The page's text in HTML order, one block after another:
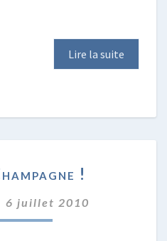
Lire la suite
CHAMPAGNE
!
6 juillet 2010